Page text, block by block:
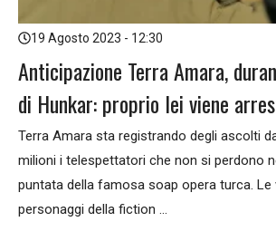
19 Agosto 2023 - 12:30
Anticipazione Terra Amara,
di Hunkar: proprio lei viene
Terra Amara sta registrando degli ascolti
milioni i telespettatori che non si perdono
puntata della famosa soap opera turca. Le
personaggi della fiction ...